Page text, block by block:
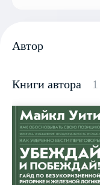
Автор
Книги автора 1